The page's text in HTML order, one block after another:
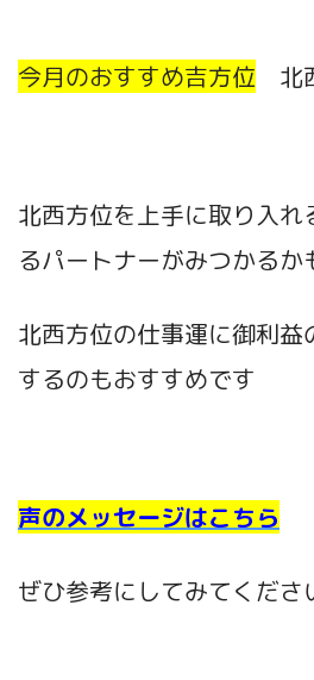
今月のおすすめ吉方位 北
北西方位を上手に取り入れ
るパートナーがみつかるか
北西方位の仕事運に御利益
するのもおすすめです
声のメッセージはこちら
ぜひ参考にしてみてくださ